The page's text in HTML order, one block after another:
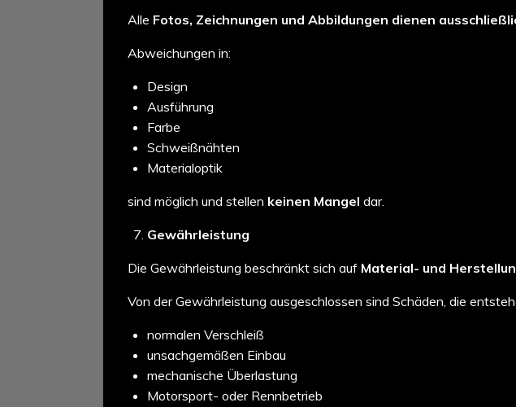
Alle Fotos, Zeichnungen und Abbildungen dienen
Abweichungen in:
Design
Ausführung
Farbe
Schweißnähten
Materialoptik
sind möglich und stellen keinen Mangel dar.
Gewährleistung
Die Gewährleistung beschränkt sich auf Material- und
Von der Gewährleistung ausgeschlossen sind Schäden, die
normalen Verschleiß
unsachgemäßen Einbau
mechanische Überlastung
Motorsport- oder Rennbetrieb